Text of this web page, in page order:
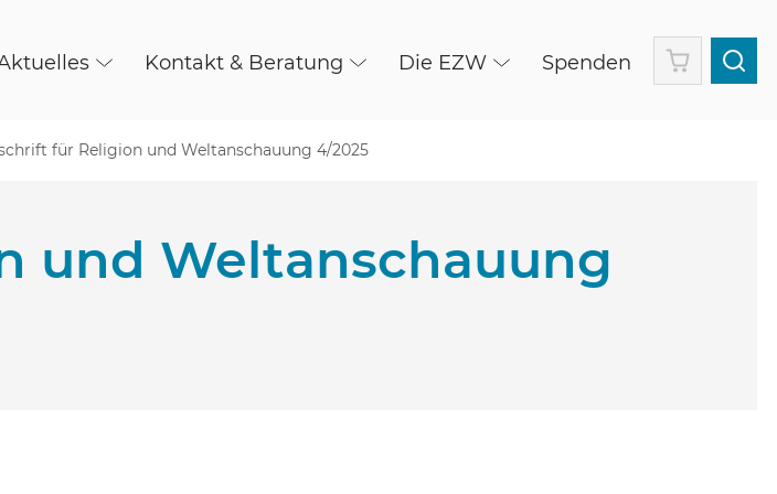
Kontakt & Beratung Die EZW Spenden Warenkorb
für Religion und Weltanschauung 4/2025
und Weltanschauung